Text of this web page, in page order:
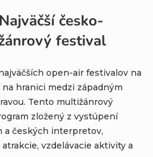
česko-
festival
open-air festivalov na
hranici medzi západným
Tento multižánrový
zložený z vystúpení
a českých interpretov,
vzdelávacie aktivity a